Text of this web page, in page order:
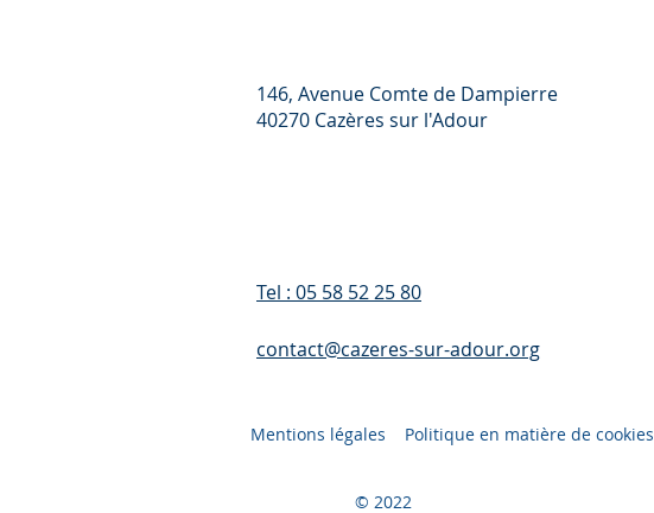
146, Avenue Comte de Dampierre
40270 Cazères sur l'Adour
Tel : 05 58 52 25 80
contact@cazeres-sur-adour.org
Mentions légales Politique en matière de cookies
© 2022